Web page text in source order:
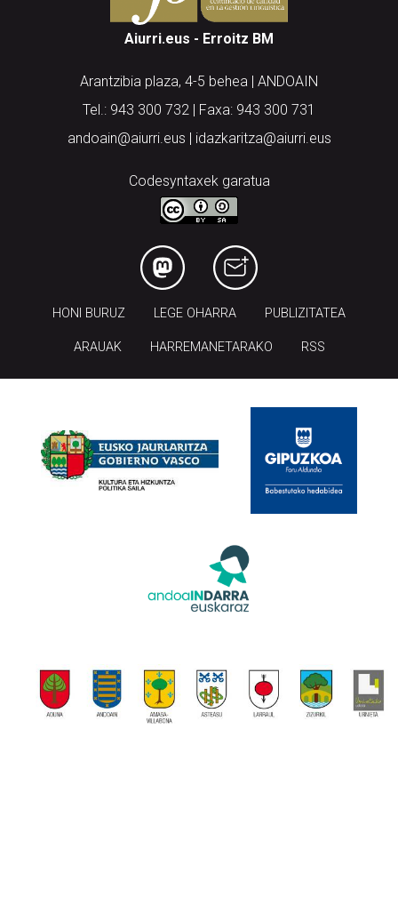
Aiurri.eus - Erroitz BM
Arantzibia plaza, 4-5 behea | ANDOAIN
Tel.: 943 300 732 | Faxa: 943 300 731
andoain@aiurri.eus | idazkaritza@aiurri.eus
Codesyntaxek garatua
HONI BURUZ LEGE OHARRA PUBLIZITATEA
ARAUAK HARREMANETARAKO RSS